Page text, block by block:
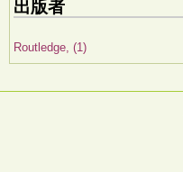
出版者
Routledge, (1)